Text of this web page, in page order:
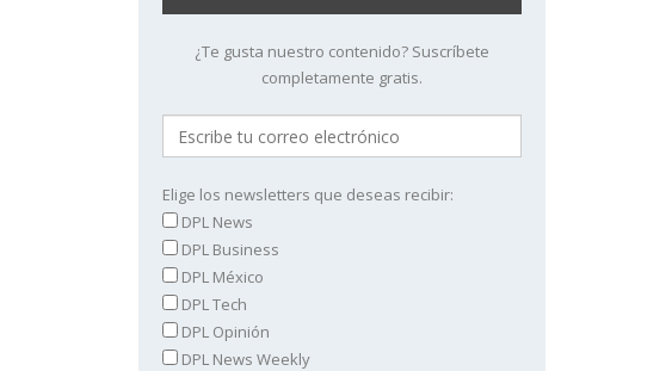
¿Te gusta nuestro contenido? Suscríbete
completamente gratis.
Elige los newsletters que deseas recibir:
DPL News
DPL Business
DPL México
DPL Tech
DPL Opinión
DPL News Weekly